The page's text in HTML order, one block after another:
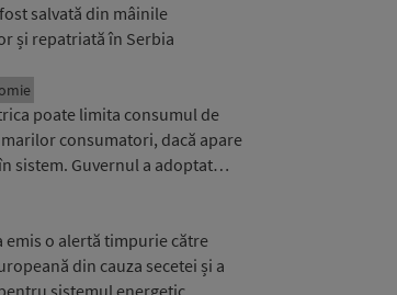
salvată din mâinile
și repatriată în Serbia
poate limita consumul de
consumatori, dacă apare
sistem. Guvernul a adoptat…
emis o alertă timpurie către
din cauza secetei și a
sistemul energetic